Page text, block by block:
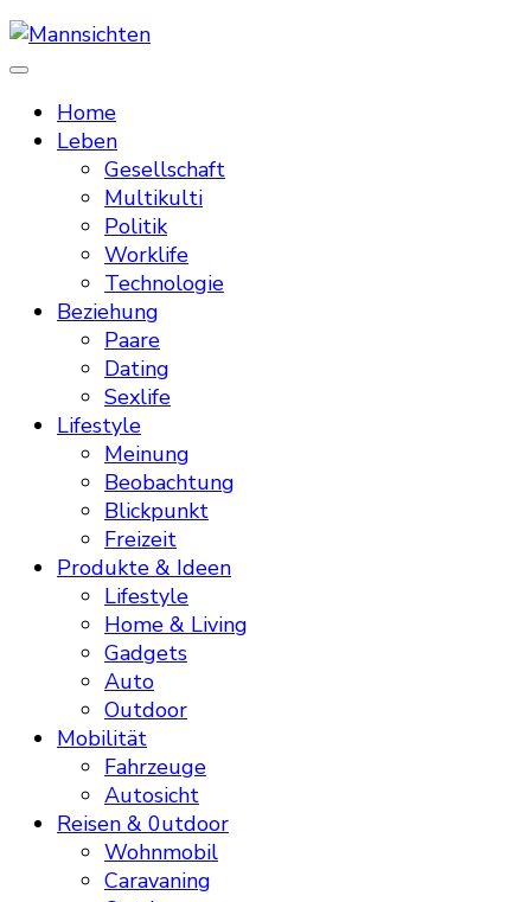
Mannsichten
Home
Leben
Gesellschaft
Multikulti
Politik
Worklife
Technologie
Beziehung
Paare
Dating
Sexlife
Lifestyle
Meinung
Beobachtung
Blickpunkt
Freizeit
Produkte & Ideen
Lifestyle
Home & Living
Gadgets
Auto
Outdoor
Mobilität
Fahrzeuge
Autosicht
Reisen & 0utdoor
Wohnmobil
Caravaning